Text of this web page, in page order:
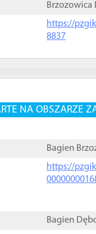
Brzozowica
https://
8837
NA OBSZARZE
Bagien
https://
Bagien